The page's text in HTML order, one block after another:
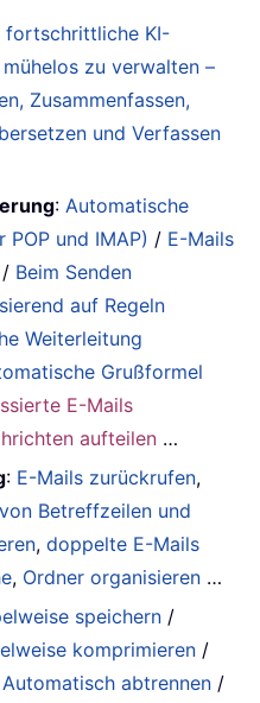
fortschrittliche KI-
zu verwalten –
Zusammenfassen,
und Verfassen
:Automatische
und IMAP) / E-Mails
/ Beim Senden
auf Regeln
Weiterleitung
Grußformel
E-Mails
aufteilen …
: E-Mails zurückrufen,
Betreffzeilen und
,doppelte E-Mails
, Ordner organisieren …
speichern /
komprimieren /
Automatisch abtrennen /